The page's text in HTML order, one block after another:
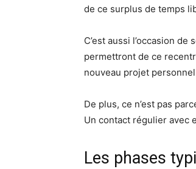
de ce surplus de temps
C’est aussi l’occasion
permettront de ce
nouveau projet
De plus, ce n’est pas
Un contact régulier avec
Les phases